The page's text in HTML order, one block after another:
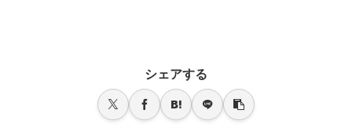
シェアする